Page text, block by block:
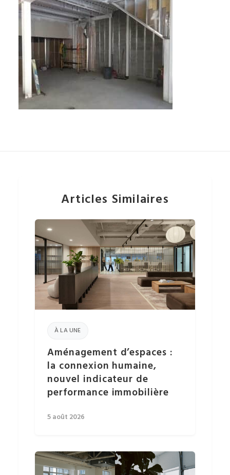
Articles Similaires
À LA UNE
Aménagement d’espaces :
la connexion humaine,
nouvel indicateur de
performance immobilière
5 août 2026